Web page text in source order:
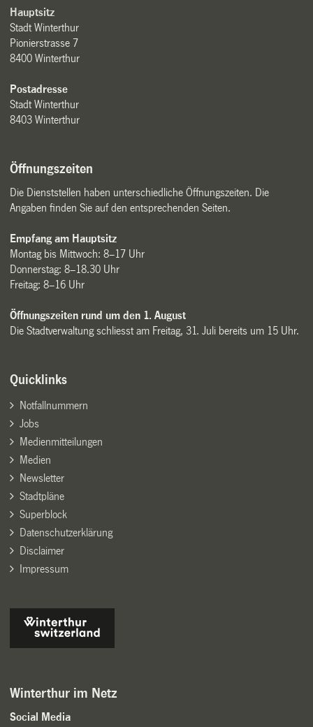
Hauptsitz
Stadt Winterthur
Pionierstrasse 7
8400 Winterthur
Postadresse
Stadt Winterthur
8403 Winterthur
Öffnungszeiten
Die Dienststellen haben unterschiedliche Öffnungszeiten. Die
Angaben finden Sie auf den entsprechenden Seiten.
Empfang am Hauptsitz
Montag bis Mittwoch: 8–17 Uhr
Donnerstag: 8–18.30 Uhr
Freitag: 8–16 Uhr
Öffnungszeiten rund um den 1. August
Die Stadtverwaltung schliesst am Freitag, 31. Juli bereits um 15 Uhr.
Quicklinks
Notfallnummern
Jobs
Medienmitteilungen
Medien
Newsletter
Stadtpläne
Superblock
Datenschutzerklärung
Disclaimer
Impressum
Winterthur im Netz
Social Media